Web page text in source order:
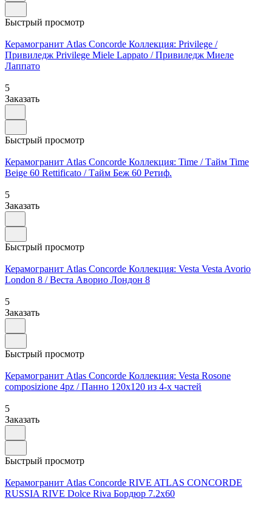
Быстрый просмотр
Керамогранит Atlas Concorde Коллекция: Privilege /
Привиледж Privilege Miele Lappato / Привиледж Миеле
Лаппато
5
Заказать
Быстрый просмотр
Керамогранит Atlas Concorde Коллекция: Time / Тайм Time
Beige 60 Rettificato / Тайм Беж 60 Ретиф.
5
Заказать
Быстрый просмотр
Керамогранит Atlas Concorde Коллекция: Vesta Vesta Avorio
London 8 / Веста Аворио Лондон 8
5
Заказать
Быстрый просмотр
Керамогранит Atlas Concorde Коллекция: Vesta Rosone
composizione 4pz / Панно 120х120 из 4-х частей
5
Заказать
Быстрый просмотр
Керамогранит Atlas Concorde RIVE ATLAS CONCORDE
RUSSIA RIVE Dolce Riva Бордюр 7.2x60